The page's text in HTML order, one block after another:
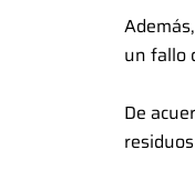
un fallo
De